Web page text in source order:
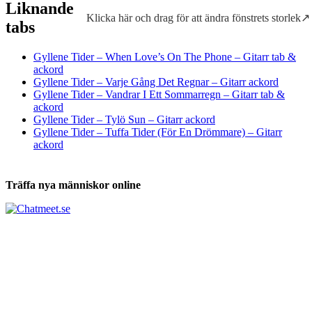
Klicka här och drag för att ändra fönstrets storlek↗
Tabs och ackord för både bas och gitarr
Liknande
tabs
Gyllene Tider – When Love’s On The Phone – Gitarr tab &
ackord
Gyllene Tider – Varje Gång Det Regnar – Gitarr ackord
Gyllene Tider – Vandrar I Ett Sommarregn – Gitarr tab &
ackord
Gyllene Tider – Tylö Sun – Gitarr ackord
Gyllene Tider – Tuffa Tider (För En Drömmare) – Gitarr
ackord
Träffa nya människor online